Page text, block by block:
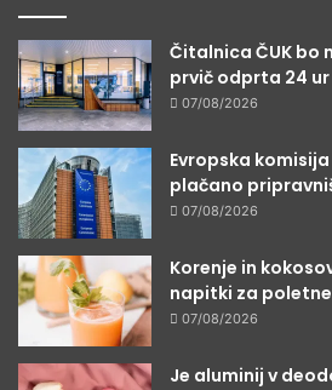
Čitalnica ČUK bo
prvič odprta 24
07/08/2026
Evropska
plačano
07/08/2026
Korenje in
napitki za
07/08/2026
Je aluminij v